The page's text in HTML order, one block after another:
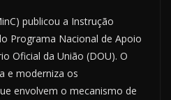
publicou a Instrução
Programa Nacional de Apoio
Oficial da União (DOU). O
e moderniza os
envolvem o mecanismo de